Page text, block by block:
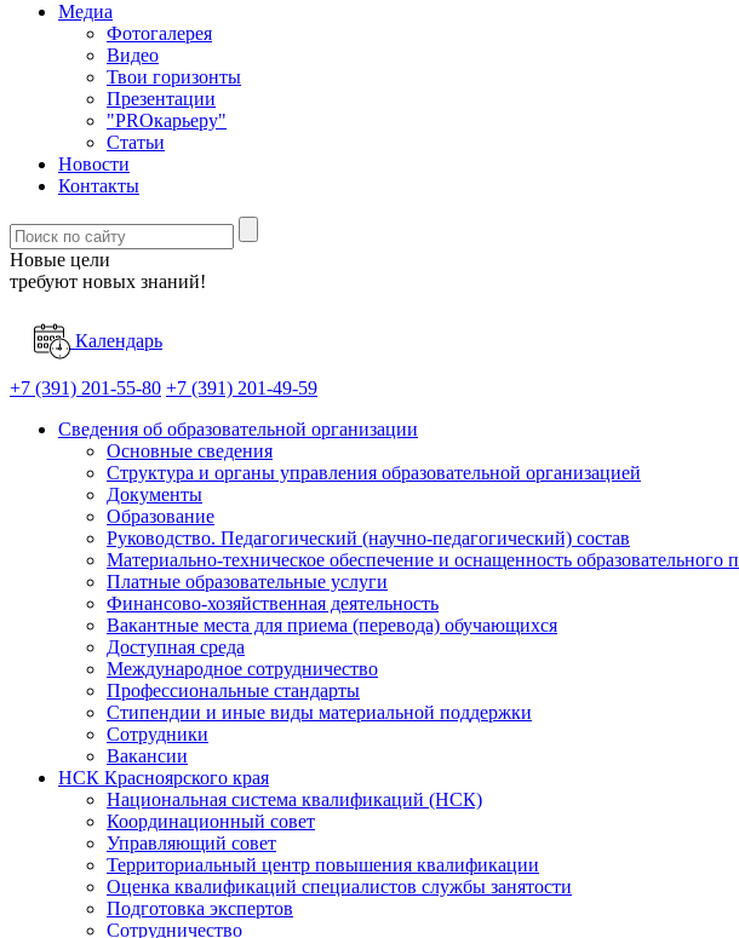
Медиа
Фотогалерея
Видео
Твои горизонты
Презентации
"PROкарьеру"
Статьи
Новости
Контакты
Новые цели
требуют новых знаний!
Календарь
+7 (391) 201-55-80 +7 (391) 201-49-59
Сведения об образовательной организации
Основные сведения
Структура и органы управления образовательной организацией
Документы
Образование
Руководство. Педагогический (научно-педагогический) состав
Материально-техническое обеспечение и оснащенность образовательного
Платные образовательные услуги
Финансово-хозяйственная деятельность
Вакантные места для приема (перевода) обучающихся
Доступная среда
Международное сотрудничество
Профессиональные стандарты
Стипендии и иные виды материальной поддержки
Сотрудники
Вакансии
НСК Красноярского края
Национальная система квалификаций (НСК)
Координационный совет
Управляющий совет
Территориальный центр повышения квалификации
Оценка квалификаций специалистов службы занятости
Подготовка экспертов
Сотрудничество